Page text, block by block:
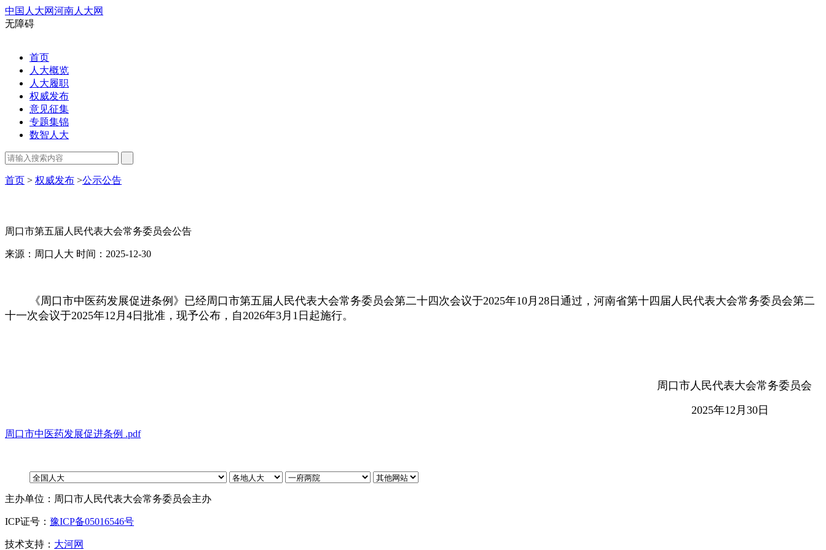
中国人大网河南人大网
无障碍
首页
人大概览
人大履职
权威发布
意见征集
专题集锦
数智人大
首页 > 权威发布 >公示公告
周口市第五届人民代表大会常务委员会公告
来源：周口人大 时间：2025-12-30
《周口市中医药发展促进条例》已经周口市第五届人民代表大会常务委员会第二十四次会议于2025年10月28日通过 ， 河南省第十四届人民代表大会常务委员会第二
十一次会议于2025年12月4日批准 ， 现予公布 ， 自2026年3月1日起施行。
周口市人民代表大会常务委员会
2025年12月30日
周口市中医药发展促进条例 .pdf
主办单位：周口市人民代表大会常务委员会主办
ICP证号： 豫ICP备05016546号
技术支持： 大河网